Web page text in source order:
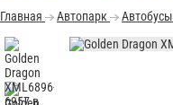
Главная Автопарк Автобусы